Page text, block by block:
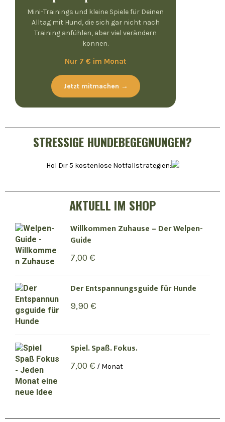
Mini-Trainings und kleine Spiele für Deinen
Alltag mit Hund, die sich gar nicht nach
Training anfühlen, aber viel verändern
können.
Nur 7 € im Monat
Jetzt mitmachen →
STRESSIGE HUNDEBEGEGNUNGEN?
Hol Dir 5 kostenlose Notfallstrategien:
AKTUELL IM SHOP
Willkommen Zuhause – Der Welpen-
Guide
7,00 €
Der Entspannungsguide für Hunde
9,90 €
Spiel. Spaß. Fokus.
7,00 € / Monat